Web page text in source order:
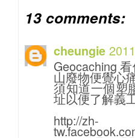
13 comments:
cheungie
Geocaching
山廢物便覺心
須知道一個塑
址以便了解義
http://zh-